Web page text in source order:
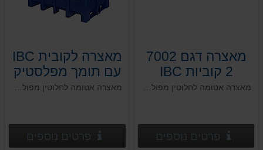
מאצרה דגם 7002
2 קוביות IBC
פרטים נוספים פרטים נוספים
מאצרה לקובית IBC
עם תומך מפלסטיק
פרטים נוספים